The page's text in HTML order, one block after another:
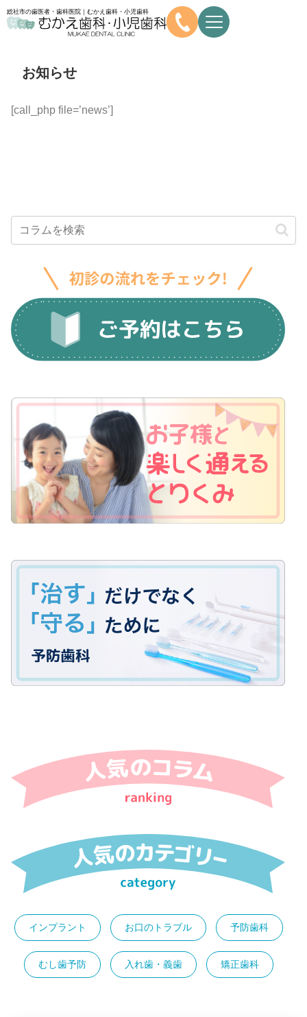
総社市の歯医者・歯科医院｜むかえ歯科・小児歯科
お知らせ
[call_php file=’news’]
インプラント お口のトラブル 予防歯科
むし歯予防 入れ歯・義歯 矯正歯科